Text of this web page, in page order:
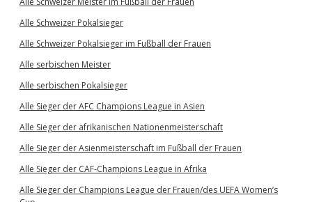
Alle Schweizer Pokalsieger
Alle Schweizer Pokalsieger im Fußball der Frauen
Alle serbischen Meister
Alle serbischen Pokalsieger
Alle Sieger der AFC Champions League in Asien
Alle Sieger der afrikanischen Nationenmeisterschaft
Alle Sieger der Asienmeisterschaft im Fußball der Frauen
Alle Sieger der CAF-Champions League in Afrika
Alle Sieger der Champions League der Frauen/des UEFA Women’s